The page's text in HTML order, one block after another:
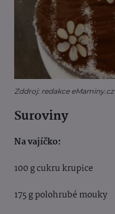
Zddroj: redakce eMaminy.cz
Suroviny
Na vajíčko:
100 g cukru krupice
175 g polohrubé mouky